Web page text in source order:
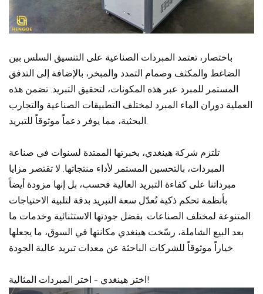
باختصار، تعتمد المبردات الصناعية على التنسيق السلس بين
الضاغط والمكثف وصمام التمدد والمبخر، بالإضافة إلى التدفق
المستمر للمبرد عبر هذه المكونات، لتحقيق التبريد. تضمن هذه
العملية دوران الماء المبرد لمختلف التطبيقات الصناعية والتجارب
تلتزم شركة هينغدي، بخبرتها الممتدة لسنوات في صناعة
المبردات، بالتحسين المستمر لأداء منتجاتها. لا تقتصر مزايا
مبرداتنا على كفاءة التبريد العالية فحسب، بل إنها مزودة أيضاً
بأنظمة تحكم ذكية تُعدّل سعة التبريد بدقة لتلبية الاحتياجات
المتنوعة لمختلف الصناعات. بفضل جودتها الاستثنائية وخدمات ما
بعد البيع الشاملة، رسّخت هينغدي مكانتها في السوق، ما يجعلها
اختر هينغدي - اختر المبردات المثالية!